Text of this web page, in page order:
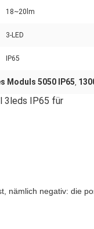
18~20lm
3-LED
IP65
Moduls 5050 IP65,
3leds IP65 für
nämlich negativ: die